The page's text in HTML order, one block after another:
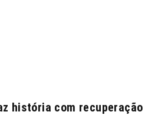
história com recuperação